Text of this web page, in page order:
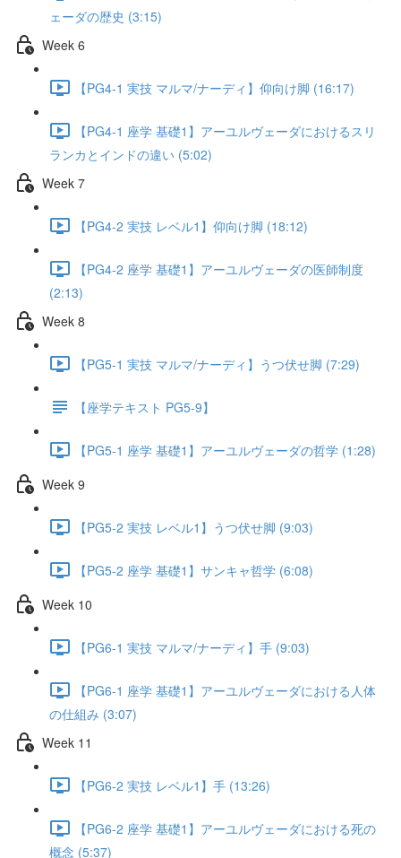
ェーダの歴史 (3:15)
Week 6
【PG4-1 実技 マルマ/ナーディ】仰向け脚 (16:17)
【PG4-1 座学 基礎1】アーユルヴェーダにおけるスリ
ランカとインドの違い (5:02)
Week 7
【PG4-2 実技 レベル1】仰向け脚 (18:12)
【PG4-2 座学 基礎1】アーユルヴェーダの医師制度
(2:13)
Week 8
【PG5-1 実技 マルマ/ナーディ】うつ伏せ脚 (7:29)
【座学テキスト PG5-9】
【PG5-1 座学 基礎1】アーユルヴェーダの哲学 (1:28)
Week 9
【PG5-2 実技 レベル1】うつ伏せ脚 (9:03)
【PG5-2 座学 基礎1】サンキャ哲学 (6:08)
Week 10
【PG6-1 実技 マルマ/ナーディ】手 (9:03)
【PG6-1 座学 基礎1】アーユルヴェーダにおける人体
の仕組み (3:07)
Week 11
【PG6-2 実技 レベル1】手 (13:26)
【PG6-2 座学 基礎1】アーユルヴェーダにおける死の
概念 (5:37)